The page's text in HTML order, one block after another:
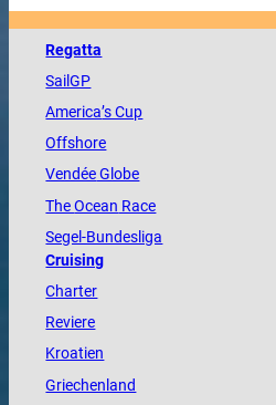
Regatta
SailGP
America’s Cup
Offshore
VendéeGlobe
TheOcean Race
Segel-Bundesliga
Cruising
Charter
Reviere
Kroatien
Griechenland